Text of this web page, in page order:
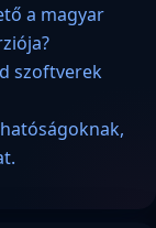
a magyar
szoftverek